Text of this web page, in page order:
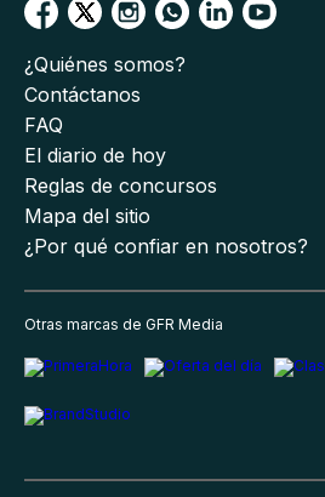
¿Quiénes somos?
Contáctanos
FAQ
El diario de hoy
Reglas de concursos
Mapa del sitio
¿Por qué confiar en nosotros?
Otras marcas de GFR Media